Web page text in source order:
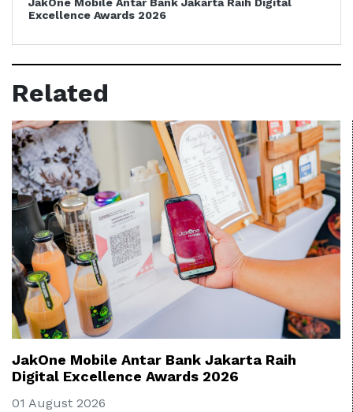
Excellence Awards 2026
Related
JakOne Mobile Antar Bank Jakarta Raih
Digital Excellence Awards 2026
01 August 2026